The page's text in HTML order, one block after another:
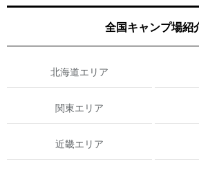
全国キャンプ場紹
北海道エリア
関東エリア
近畿エリア